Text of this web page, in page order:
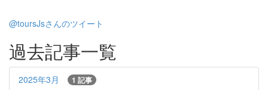
@toursJsさんのツイート
過去記事一覧
2025年3月 1 記事